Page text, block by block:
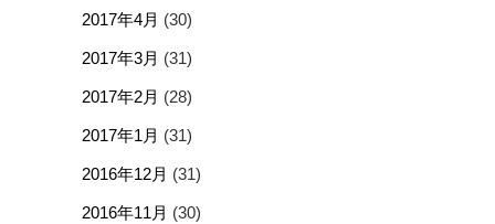
2017年4月 (30)
2017年3月 (31)
2017年2月 (28)
2017年1月 (31)
2016年12月 (31)
2016年11月 (30)